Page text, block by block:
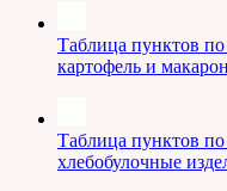
Таблица пунктов
картофель и
Таблица пунктов
хлебобулочные